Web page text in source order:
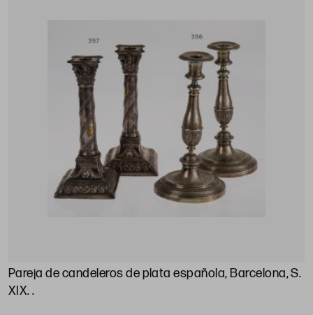
Pareja de candeleros de plata española, Barcelona, S.
XIX..